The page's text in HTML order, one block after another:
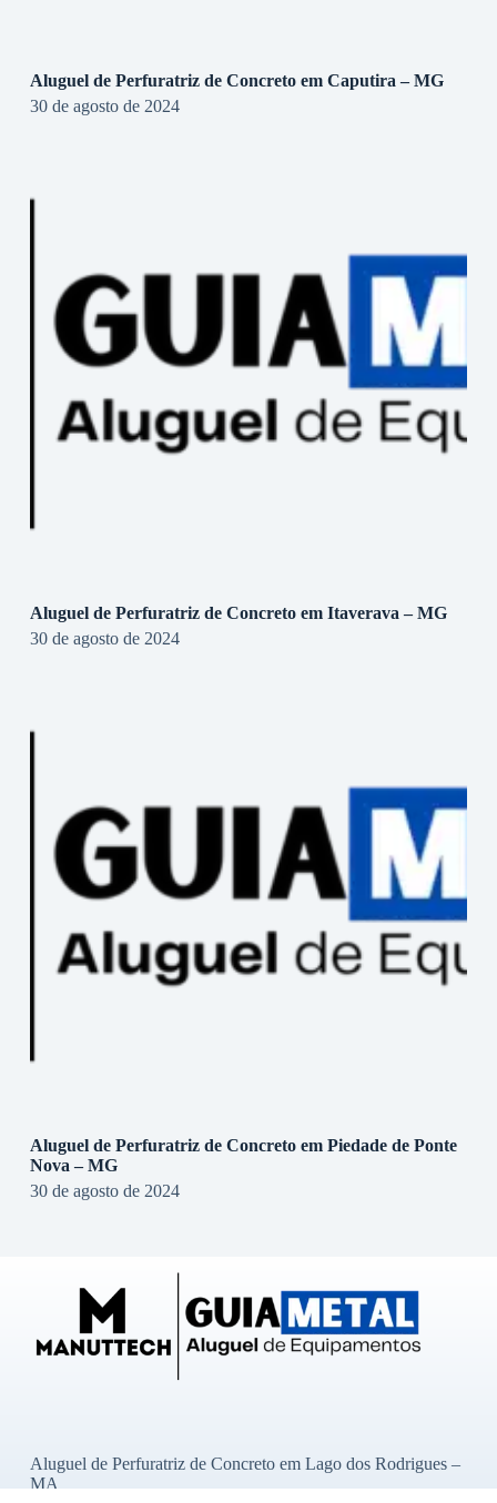
Aluguel de Perfuratriz de Concreto em Caputira – MG
30 de agosto de 2024
Aluguel de Perfuratriz de Concreto em Itaverava – MG
30 de agosto de 2024
Aluguel de Perfuratriz de Concreto em Piedade de Ponte
Nova – MG
30 de agosto de 2024
Aluguel de Perfuratriz de Concreto em Lago dos Rodrigues –
MA